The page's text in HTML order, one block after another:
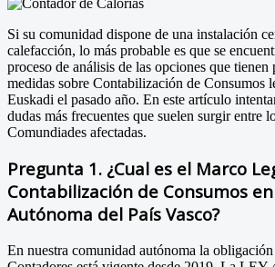
Si su comunidad dispone de una instalación
calefacción, lo más probable es que se
proceso de análisis de las opciones que tienen
medidas sobre Contabilización de Consumos
Euskadi el pasado año. En este artículo
dudas más frecuentes que suelen surgir entre
Comundiades afectadas.
Pregunta 1. ¿Cual es el Marco
Contabilización de Consumos
Autónoma del País Vasco?
En nuestra comunidad autónoma la